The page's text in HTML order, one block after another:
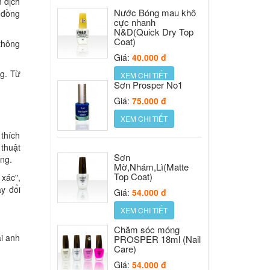
Từ
",
đổi
anh
Nước Bóng mau khô
cực nhanh
N&D(Quick Dry Top
Coat)
Giá: 40.000 đ
XEM CHI TIẾT
Sơn Prosper No1
Giá: 75.000 đ
XEM CHI TIẾT
Sơn
Mờ,Nhám,Lì(Matte
Top Coat)
Giá: 54.000 đ
XEM CHI TIẾT
Chăm sóc móng
PROSPER 18ml (Nail
Care)
Giá: 54.000 đ
Giá: 30.000 đ
XEM CHI TIẾT
Nước sơn móng
Prosper Gold cap
16ml
48.000 đ
XEM CHI TIẾT
Nước rửa PROSPER
(Remover)
Giá:
XEM CHI TIẾT
Sơn Móng Tay
Prosper 6
Giá: 36.000 đ
XEM CHI TIẾT